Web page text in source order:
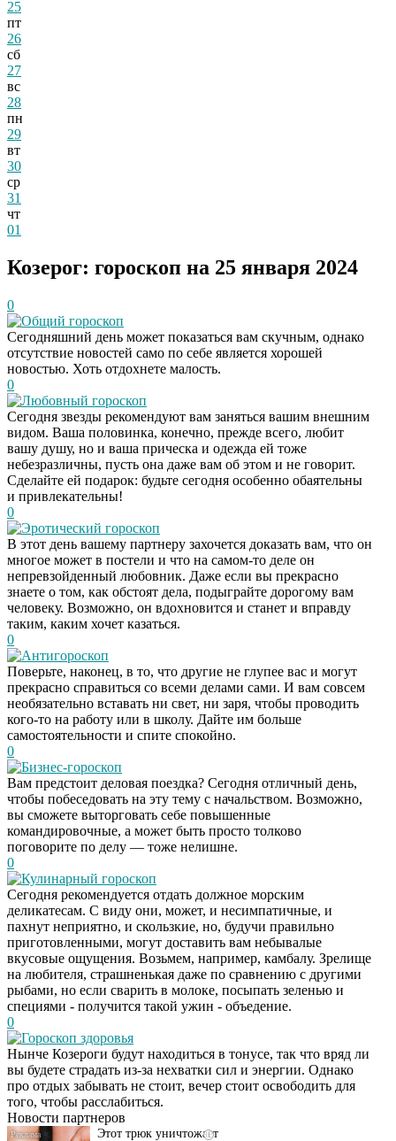
25
пт
26
сб
27
вс
28
пн
29
вт
30
ср
31
чт
01
Козерог: гороскоп на 25 января 2024
0
Общий гороскоп
Сегодняшний день может показаться вам скучным, однако
отсутствие новостей само по себе является хорошей
новостью. Хоть отдохнете малость.
0
Любовный гороскоп
Сегодня звезды рекомендуют вам заняться вашим внешним
видом. Ваша половинка, конечно, прежде всего, любит
вашу душу, но и ваша прическа и одежда ей тоже
небезразличны, пусть она даже вам об этом и не говорит.
Сделайте ей подарок: будьте сегодня особенно обаятельны
и привлекательны!
0
Эротический гороскоп
В этот день вашему партнеру захочется доказать вам, что он
многое может в постели и что на самом-то деле он
непревзойденный любовник. Даже если вы прекрасно
знаете о том, как обстоят дела, подыграйте дорогому вам
человеку. Возможно, он вдохновится и станет и вправду
таким, каким хочет казаться.
0
Антигороскоп
Поверьте, наконец, в то, что другие не глупее вас и могут
прекрасно справиться со всеми делами сами. И вам совсем
необязательно вставать ни свет, ни заря, чтобы проводить
кого-то на работу или в школу. Дайте им больше
самостоятельности и спите спокойно.
0
Бизнес-гороскоп
Вам предстоит деловая поездка? Сегодня отличный день,
чтобы побеседовать на эту тему с начальством. Возможно,
вы сможете выторговать себе повышенные
командировочные, а может быть просто толково
поговорите по делу — тоже нелишне.
0
Кулинарный гороскоп
Сегодня рекомендуется отдать должное морским
деликатесам. С виду они, может, и несимпатичные, и
пахнут неприятно, и скользкие, но, будучи правильно
приготовленными, могут доставить вам небывалые
вкусовые ощущения. Возьмем, например, камбалу. Зрелище
на любителя, страшненькая даже по сравнению с другими
рыбами, но если сварить в молоке, посыпать зеленью и
специями - получится такой ужин - объедение.
0
Гороскоп здоровья
Нынче Козероги будут находиться в тонусе, так что вряд ли
вы будете страдать из-за нехватки сил и энергии. Однако
про отдых забывать не стоит, вечер стоит освободить для
того, чтобы расслабиться.
Новости партнеров
Даже самый
запущенный грибок
исчезнет с корнем,
если перед сном…
i
Этот трюк уничтожает